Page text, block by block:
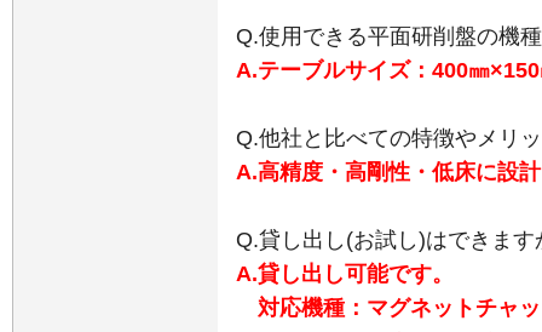
Q.使用できる平面研削盤の機
A.テーブルサイズ：400㎜
Q.他社と比べての特徴やメリ
A.高精度・高剛性・低床に設
Q.貸し出し(お試し)はできます
A.貸し出し可能です。
対応機種：マグネットチャ